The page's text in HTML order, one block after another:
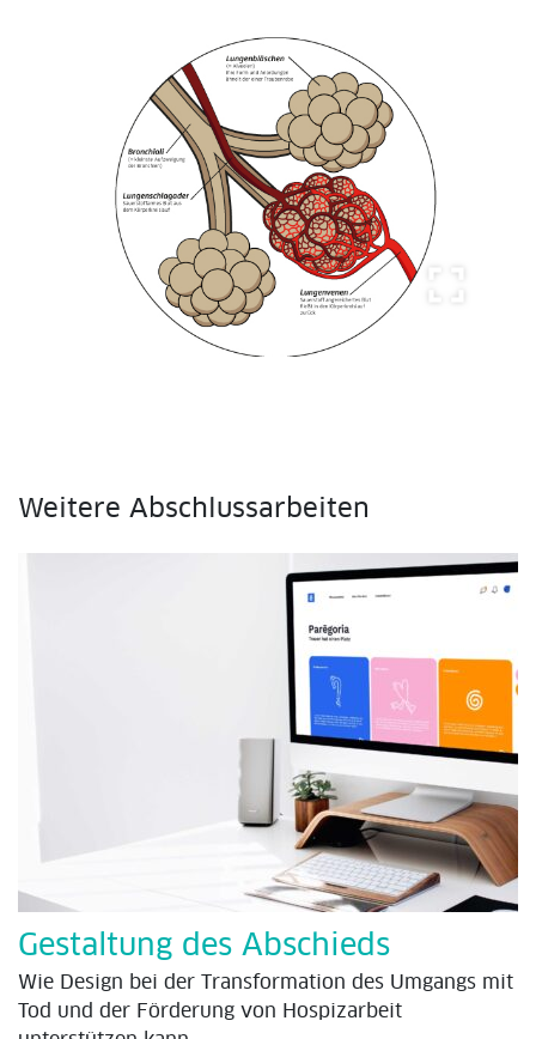
fullscreen
Weitere Abschlussarbeiten
Gestaltung des Abschieds
Wie Design bei der Transformation des Umgangs mit
Tod und der Förderung von Hospizarbeit